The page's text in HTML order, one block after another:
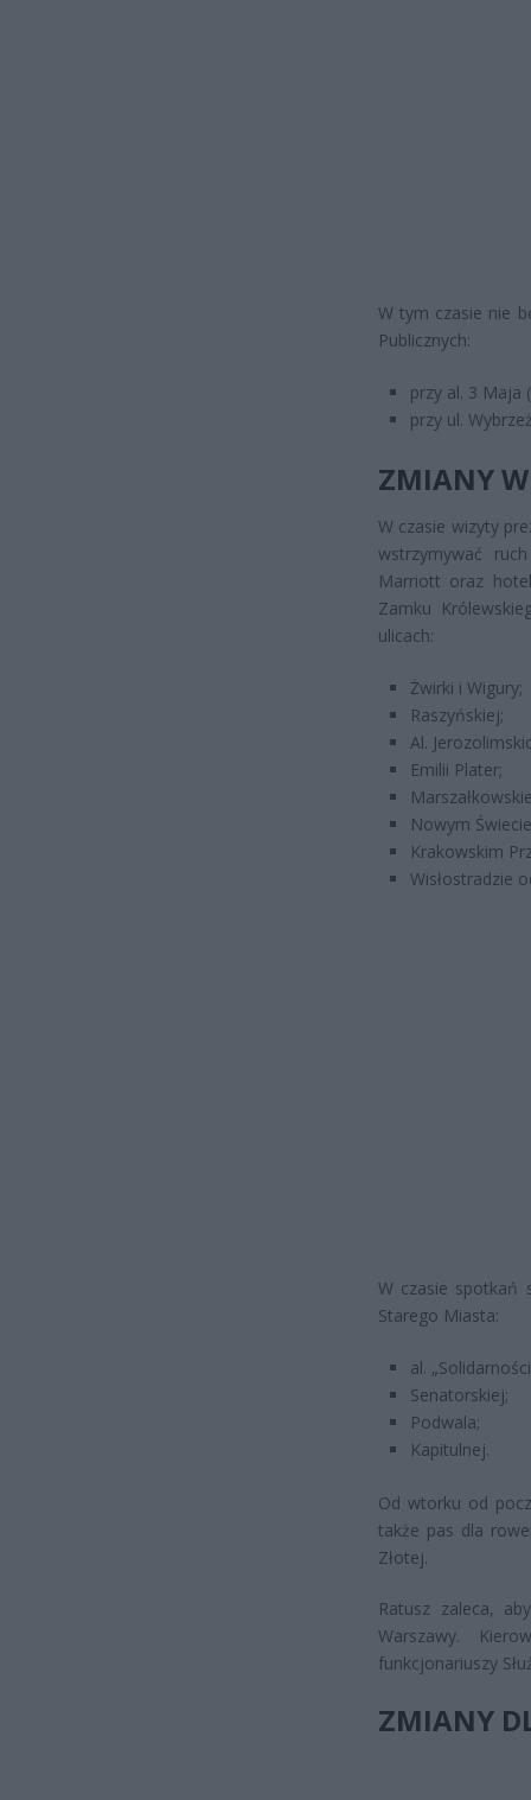
W tym czasie nie
Publicznych:
przy al. 3 Maja
przy ul.
ZMIANY
W czasie wizyty
wstrzymywać
Marriott oraz
Zamku
ulicach:
Żwirki i Wigury;
Raszyńskiej;
Al.
Emilii Plater;
Nowym
Krakowskim
Wisłostradzie
W czasie spotkań
Starego Miasta:
al.
Senatorskiej;
Podwala;
Kapitulnej.
Od wtorku od
także pas dla
Złotej.
Ratusz zaleca,
Warszawy.
funkcjonariuszy
ZMIANY